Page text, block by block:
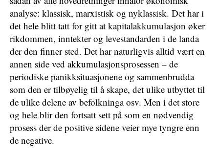
analyse: klassisk, marxistisk og nyklassisk. Det har i
det hele blitt tatt for gitt at kapitalakkumulasjon øker
rikdommen, inntekter og levestandarden i de landa
der den finner sted. Det har naturligvis alltid vært en
annen side ved akkumulasjonsprosessen – de
periodiske panikksituasjonene og sammenbrudda
som den er tilbøyelig til å skape, det ulike utbyttet til
de ulike delene av befolkninga osv. Men i det store
og hele blir den fortsatt sett på som en nødvendig
prosess der de positive sidene veier mye tyngre enn
de negative.